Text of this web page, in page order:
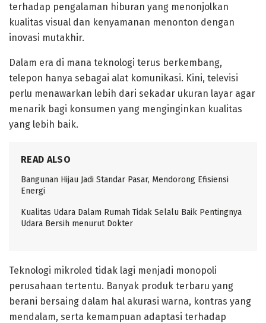
terhadap pengalaman hiburan yang menonjolkan
kualitas visual dan kenyamanan menonton dengan
inovasi mutakhir.
Dalam era di mana teknologi terus berkembang,
telepon hanya sebagai alat komunikasi. Kini, televisi
perlu menawarkan lebih dari sekadar ukuran layar agar
menarik bagi konsumen yang menginginkan kualitas
yang lebih baik.
READ ALSO
Bangunan Hijau Jadi Standar Pasar, Mendorong Efisiensi
Energi
Kualitas Udara Dalam Rumah Tidak Selalu Baik Pentingnya
Udara Bersih menurut Dokter
Teknologi mikroled tidak lagi menjadi monopoli
perusahaan tertentu. Banyak produk terbaru yang
berani bersaing dalam hal akurasi warna, kontras yang
mendalam, serta kemampuan adaptasi terhadap